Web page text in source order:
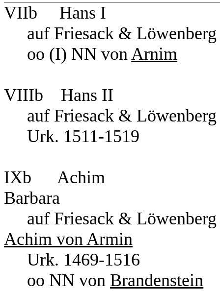
VIIb Hans I
auf Friesack & Löwenberg
oo (I) NN vonArnim
VIIIb Hans II
auf Friesack &
Urk. 1511-1519
IXb
Barbara
auf Friesack
Achim von Armin
Urk. 1469-
oo NN von Brandenstein